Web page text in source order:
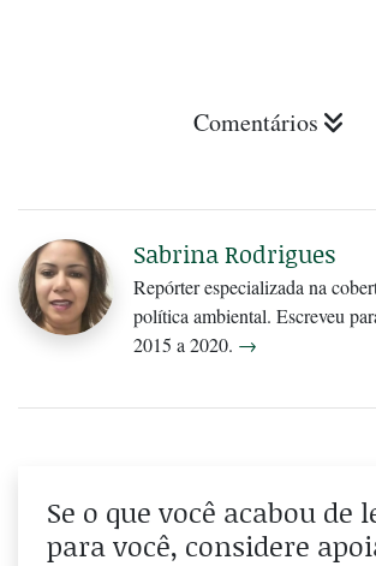
Comentários
Sabrina Rodrigues
Repórter especializada na
política ambiental. Escreveu
2015 a 2020. →
Se o que você acabou de
para você, considere